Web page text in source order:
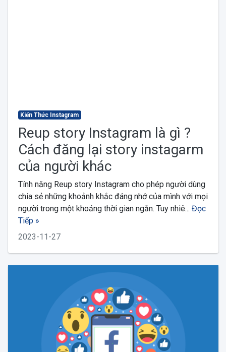
Kiến Thức Instagram
Reup story Instagram là gì ?
Cách đăng lại story instagarm
của người khác
Tính năng Reup story Instagram cho phép người dùng
chia sẻ những khoảnh khắc đáng nhớ của mình với mọi
người trong một khoảng thời gian ngắn. Tuy nhiê... Đọc
Tiếp »
2023-11-27